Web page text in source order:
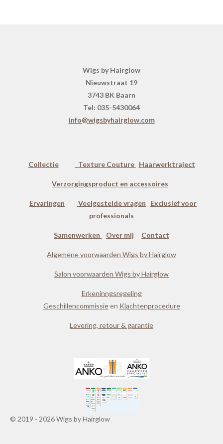
Wigs by Hairglow
Nieuwstraat 19
3743 BK Baarn
Tel: 035-5430064
info@wigsbyhairglow.com
Collectie Texture Couture Haarwerktraject
Verzorgingsproduct en accessoires
Ervaringen Veelgestelde vragen
Exclusief voor
professionals
Samenwerken Over mij Contact
Algemene voorwaarden Wigs by Hairglow
Salon voorwaarden Wigs by Hairglow
Erkeninngsregeling
Geschillencommissieen Klachtenprocedure
Levering, retour & garantie
© 2019 - 2026 Wigs by Hairglow